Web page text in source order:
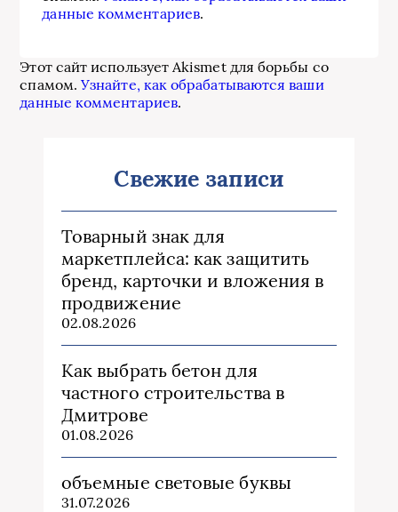
данные комментариев.
Этот сайт использует Akismet для борьбы со
спамом.Узнайте, как обрабатываются ваши
данные комментариев.
Свежие записи
Товарный знак для
маркетплейса: как защитить
бренд, карточки и вложения в
продвижение
02.08.2026
Как выбрать бетон для
частного строительства в
Дмитрове
01.08.2026
объемные световые буквы
31.07.2026